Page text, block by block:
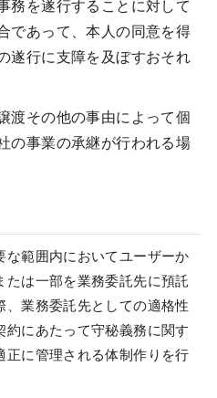
務を遂行することに対して
であって、本人の同意を得
遂行に支障を及ぼすおそれ
渡その他の事由によって個
の事業の承継が行われる場
な範囲内においてユーザーか
たは一部を業務委託先に預託
業務委託先としての適格性
約にあたって守秘義務に関す
正に管理される体制作りを行